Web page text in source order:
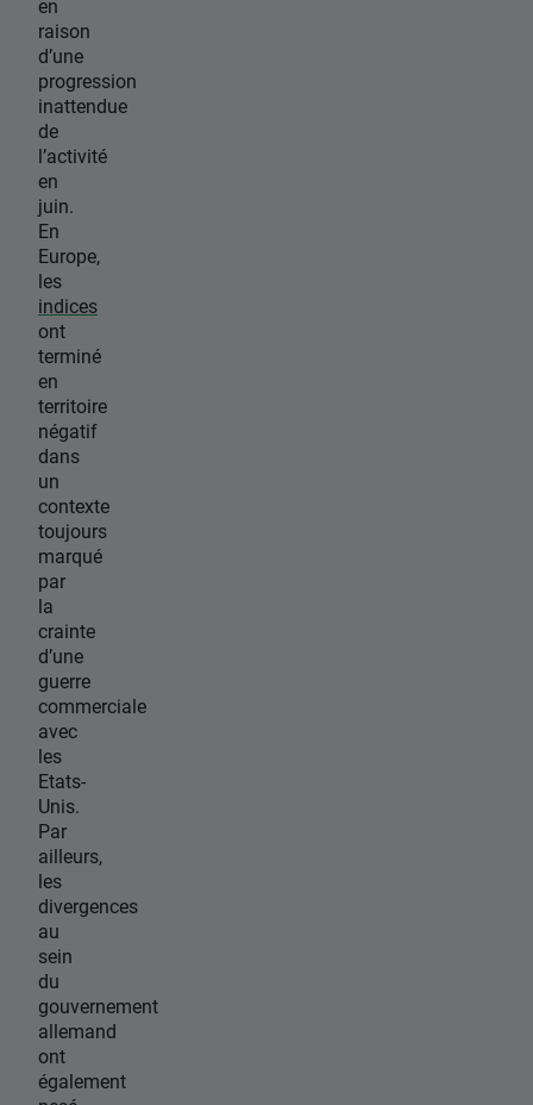
en
raison
d’une
progression
inattendue
de
l’activité
en
juin.
En
Europe,
les
indices
ont
terminé
en
territoire
négatif
dans
un
contexte
toujours
marqué
par
la
crainte
d’une
guerre
commerciale
avec
les
Etats-
Unis.
Par
ailleurs,
les
divergences
au
sein
du
gouvernement
allemand
ont
également